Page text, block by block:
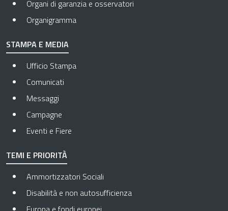
Organi di garanzia e osservatori
Organigramma
STAMPA E MEDIA
Ufficio Stampa
Comunicati
Messaggi
Campagne
Eventi e Fiere
TEMI E PRIORITÀ
Ammortizzatori Sociali
Disabilità e non autosufficienza